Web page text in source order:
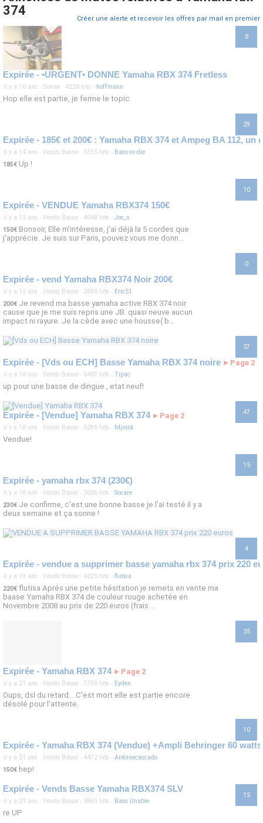
374
Créer une alerte et recevoir les offres par mail en premier
8
Expirée - •URGENT• DONNE Yamaha RBX 374 Fretless
il y a 10 ans · Donne · 4228 hits · hoffmann
Hop elle est partie, je ferme le topic
29
il y a 14 ans · Vends Basse · 5315 hits · Bass-or-die
185€ Up !
10
Expirée - VENDUE Yamaha RBX374 150€
il y a 15 ans · Vends Basse · 4048 hits · Jos_s
150€ Bonsoir, Elle m’intéresse, j'ai déjà la 5 cordes que
j'apprécie. Je suis sur Paris, pouvez vous me donn...
0
Expirée - vend Yamaha RBX374 Noir 200€
il y a 15 ans · Vends Basse · 2868 hits · Eric51
200€ Je revend ma basse yamaha active RBX 374 noir
cause que je me suis repris une JB. quasi neuve aucun
impact ni rayure. Je la cède avec une housse( b...
37
Expirée - [Vds ou ECH] Basse Yamaha RBX 374 noire ► Page 2
il y a 18 ans · Vends Basse · 6487 hits · Tipac
up pour une basse de dingue , etat neuf!
47
Expirée - [Vendue] Yamaha RBX 374 ► Page 2
il y a 18 ans · Vends Basse · 6296 hits · Mjinsk
Vendue!
15
Expirée - yamaha rbx 374 (230€)
il y a 18 ans · Vends Basse · 3606 hits · Socare
230€ Je confirme, c'est une bonne basse je l'ai testé il y a
deux semaine et ça sonne !
4
Expirée - vendue a supprimer basse yamaha rbx 374 prix 220
il y a 19 ans · Vends Basse · 4225 hits · flutisa
220€ flutisa Aprés une petite hésitation je remets en vente ma
baase Yamaha RBX 374 de couleur rouge achetée en
Novembre 2008 au prix de 220 euros (frais ...
35
Expirée - Yamaha RBX 374 ► Page 2
il y a 21 ans · Vends Basse · 7799 hits · Eyden
Oups, dsl du retard... C'est mort elle est partie encore
désolé pour l'attente.
10
Expirée - Yamaha RBX 374 (Vendue) +Ampli Behringer 60 watts
il y a 21 ans · Vends Basse · 4472 hits · Antoinecascado
150€ hep!
12
Expirée - Vends Basse Yamaha RBX374 SLV
il y a 21 ans · Vends Basse · 3865 hits · Bass Unable
re UP